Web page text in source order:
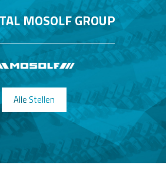
MOSOLF GROUP
Alle Stellen